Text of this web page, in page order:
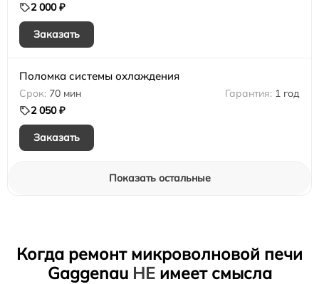
2 000 ₽
Заказать
Поломка системы охлаждения
70 мин
1 год
2 050 ₽
Заказать
Показать остальные
Когда ремонт микроволновой печи
Gaggenau НЕимеет смысла